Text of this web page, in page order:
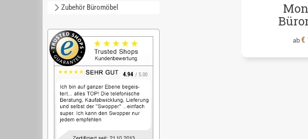
Zubehör Büromöbel
4.94 / 5.00
ab€